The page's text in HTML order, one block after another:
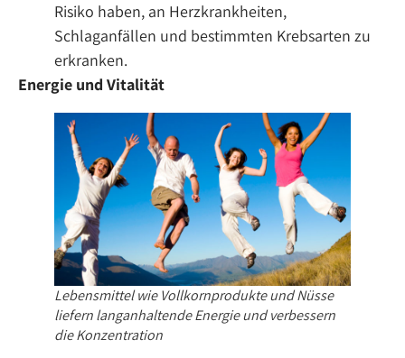
Risiko haben, an Herzkrankheiten,
Schlaganfällen und bestimmten Krebsarten zu
erkranken.
Energie und Vitalität
Lebensmittel wie Vollkornprodukte und Nüsse
liefern langanhaltende Energie und verbessern
die Konzentration